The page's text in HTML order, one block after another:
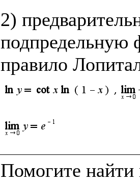
2)
подпредельную
правило
Помогите